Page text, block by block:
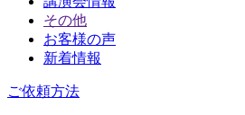
その他
お客様の声
新着情報
ご依頼方法